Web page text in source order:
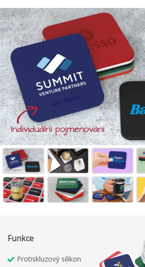
Funkce
Protiskluzový silikon